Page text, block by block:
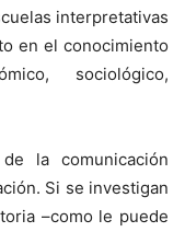
interpretativas
en el conocimiento
sociológico,
la comunicación
Si se investigan
–como le puede